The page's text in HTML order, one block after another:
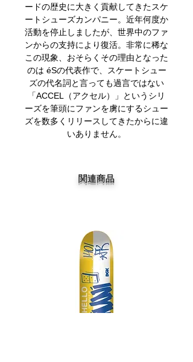
ードの歴史に大きく貢献してきたスケ
ートシューズカンパニー。近年何度か
活動を停止しましたが、世界中のファ
ンからの支持により復活。非常に稀な
この現象、おそらくその理由となった
のは éSの代表作で、スケートシュー
ズの代名詞と言っても過言ではない
「ACCEL（アクセル）」というシリ
ーズを筆頭にファンを虜にするシュー
ズを数多くリリースしてきたからに違
いありません。
関連商品